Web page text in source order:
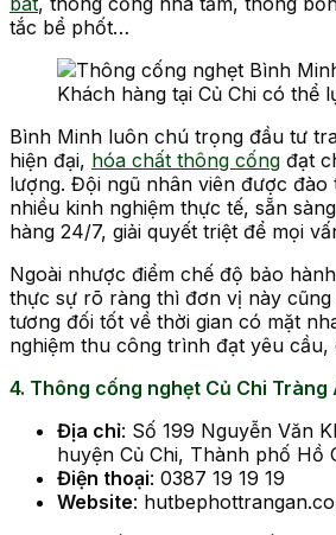
tắc bể phốt…
Khách hàng tại Củ Chi có thể
Bình Minh luôn chú trọng đầu tư
hiện đại, hóa chất thông cống đạt
lượng. Đội ngũ nhân viên được đào
nhiều kinh nghiệm thực tế, sẵn
hàng 24/7, giải quyết triệt để mọi
Ngoài nhược điểm chế độ bảo
thực sự rõ ràng thì đơn vị này
tương đối tốt về thời gian có mặt
nghiệm thu công trình đạt yêu cầu,
4. Thông cống nghẹt Củ Chi Tràng
Địa chỉ: Số 199 Nguyễn Văn
huyện Củ Chi, Thành phố Hồ
Điện thoại: 0387 19 19 19
Website: